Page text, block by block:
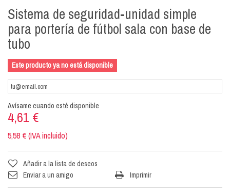
Sistema de seguridad-unidad simple
para portería de fútbol sala con base de
tubo
Este producto ya no está disponible
Avísame cuando esté disponible
4,61 €
5,58 € (IVA incluido)
Añadir a la lista de deseos
Enviar a un amigo
Imprimir